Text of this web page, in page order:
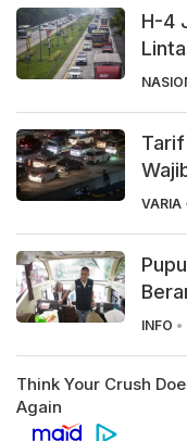
H-4
VARIA
INFO